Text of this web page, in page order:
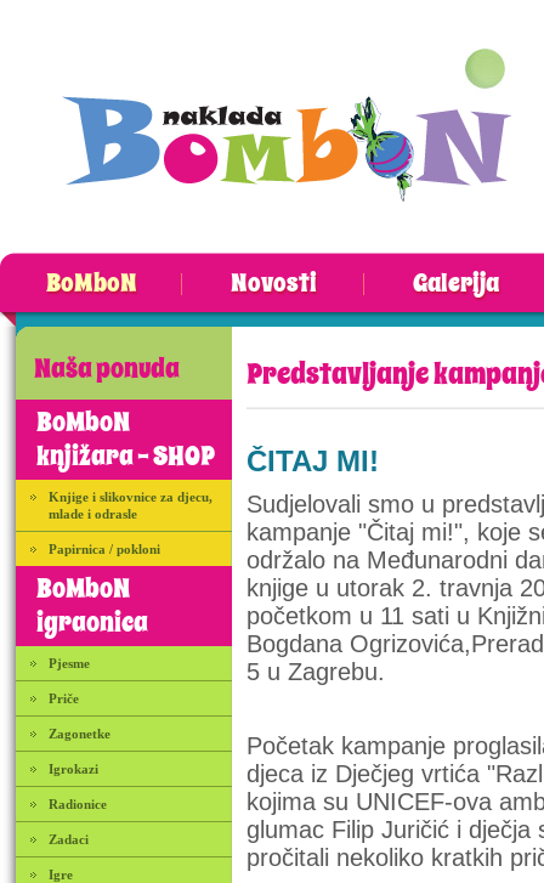
BoMboN Novosti Galerija
Naša ponuda
BoMboN
knjižara - SHOP
Knjige i slikovnice za djecu,
mlade i odrasle
Papirnica / pokloni
BoMboN
igraonica
Pjesme
Priče
Zagonetke
Igrokazi
Radionice
Zadaci
Igre
Predstavljanje
ČITAJ MI!
Sudjelovali smo u
kampanje "Čitaj mi!", koje
održalo na Međunarodni
knjige u utorak 2. travnja
početkom u 11 sati u
Bogdana Ogrizovića,
5 u Zagrebu.
Početak kampanje
djeca iz Dječjeg vrtića
kojima su UNICEF-ova
glumac Filip Juričić i dječja
pročitali nekoliko kratkih